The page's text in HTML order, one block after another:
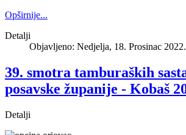
Opširnije...
Detalji
Objavljeno: Nedjelja, 18. Prosinac 2022.
39. smotra tamburaških
posavske županije - Kobaš
Detalji